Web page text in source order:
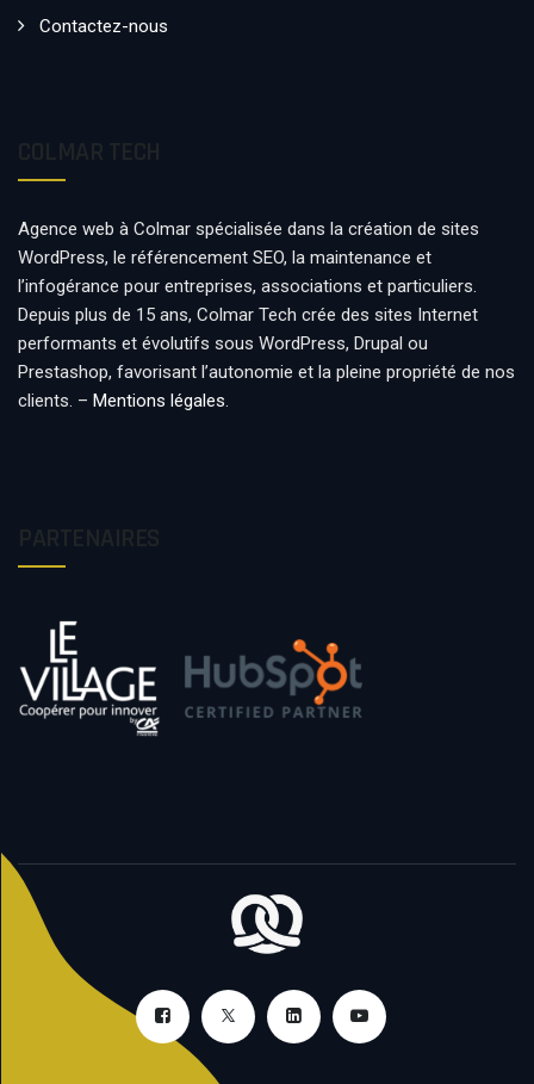
Contactez-nous
Agence web à Colmar spécialisée dans la création de sites
WordPress, le référencement SEO, la maintenance et
l’infogérance pour entreprises, associations et particuliers.
Depuis plus de 15 ans, Colmar Tech crée des sites Internet
performants et évolutifs sous WordPress, Drupal ou
Prestashop, favorisant l’autonomie et la pleine propriété de nos
clients. – Mentions légales.